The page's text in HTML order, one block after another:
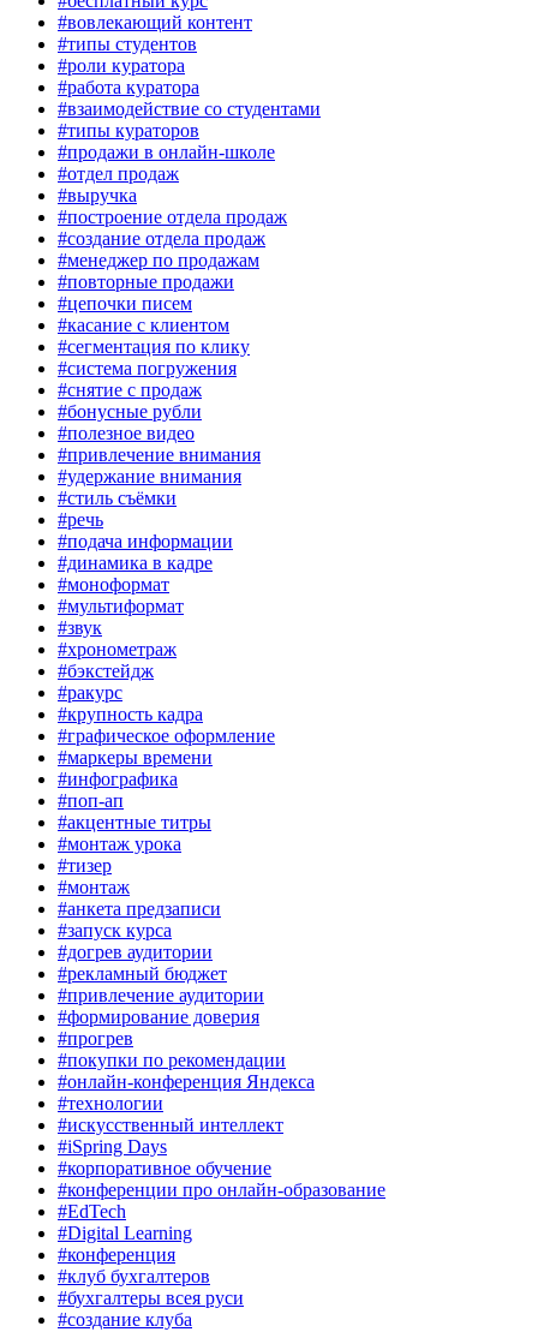
#вовлекающий контент
#типы студентов
#роли куратора
#работа куратора
#взаимодействие со студентами
#типы кураторов
#продажи в онлайн-школе
#отдел продаж
#выручка
#построение отдела продаж
#создание отдела продаж
#менеджер по продажам
#повторные продажи
#цепочки писем
#касание с клиентом
#сегментация по клику
#система погружения
#снятие с продаж
#бонусные рубли
#полезное видео
#привлечение внимания
#удержание внимания
#стиль съёмки
#речь
#подача информации
#динамика в кадре
#моноформат
#мультиформат
#звук
#хронометраж
#бэкстейдж
#ракурс
#крупность кадра
#графическое оформление
#маркеры времени
#инфографика
#поп-ап
#акцентные титры
#монтаж урока
#тизер
#монтаж
#анкета предзаписи
#запуск курса
#догрев аудитории
#рекламный бюджет
#привлечение аудитории
#формирование доверия
#прогрев
#покупки по рекомендации
#онлайн-конференция Яндекса
#технологии
#искусственный интеллект
#iSpring Days
#корпоративное обучение
#конференции про онлайн-образование
#EdTech
#Digital Learning
#конференция
#клуб бухгалтеров
#бухгалтеры всея руси
#создание клуба